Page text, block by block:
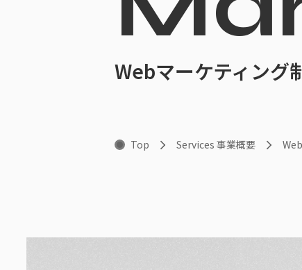
Webマーケティング
Top Services 事業概要